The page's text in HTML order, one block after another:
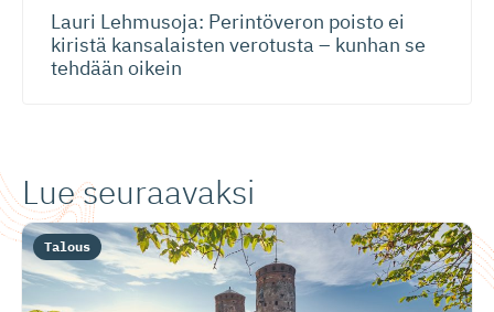
Lauri Lehmusoja: Perintöveron poisto ei
kiristä kansalaisten verotusta – kunhan se
tehdään oikein
Lue seuraavaksi
Talous